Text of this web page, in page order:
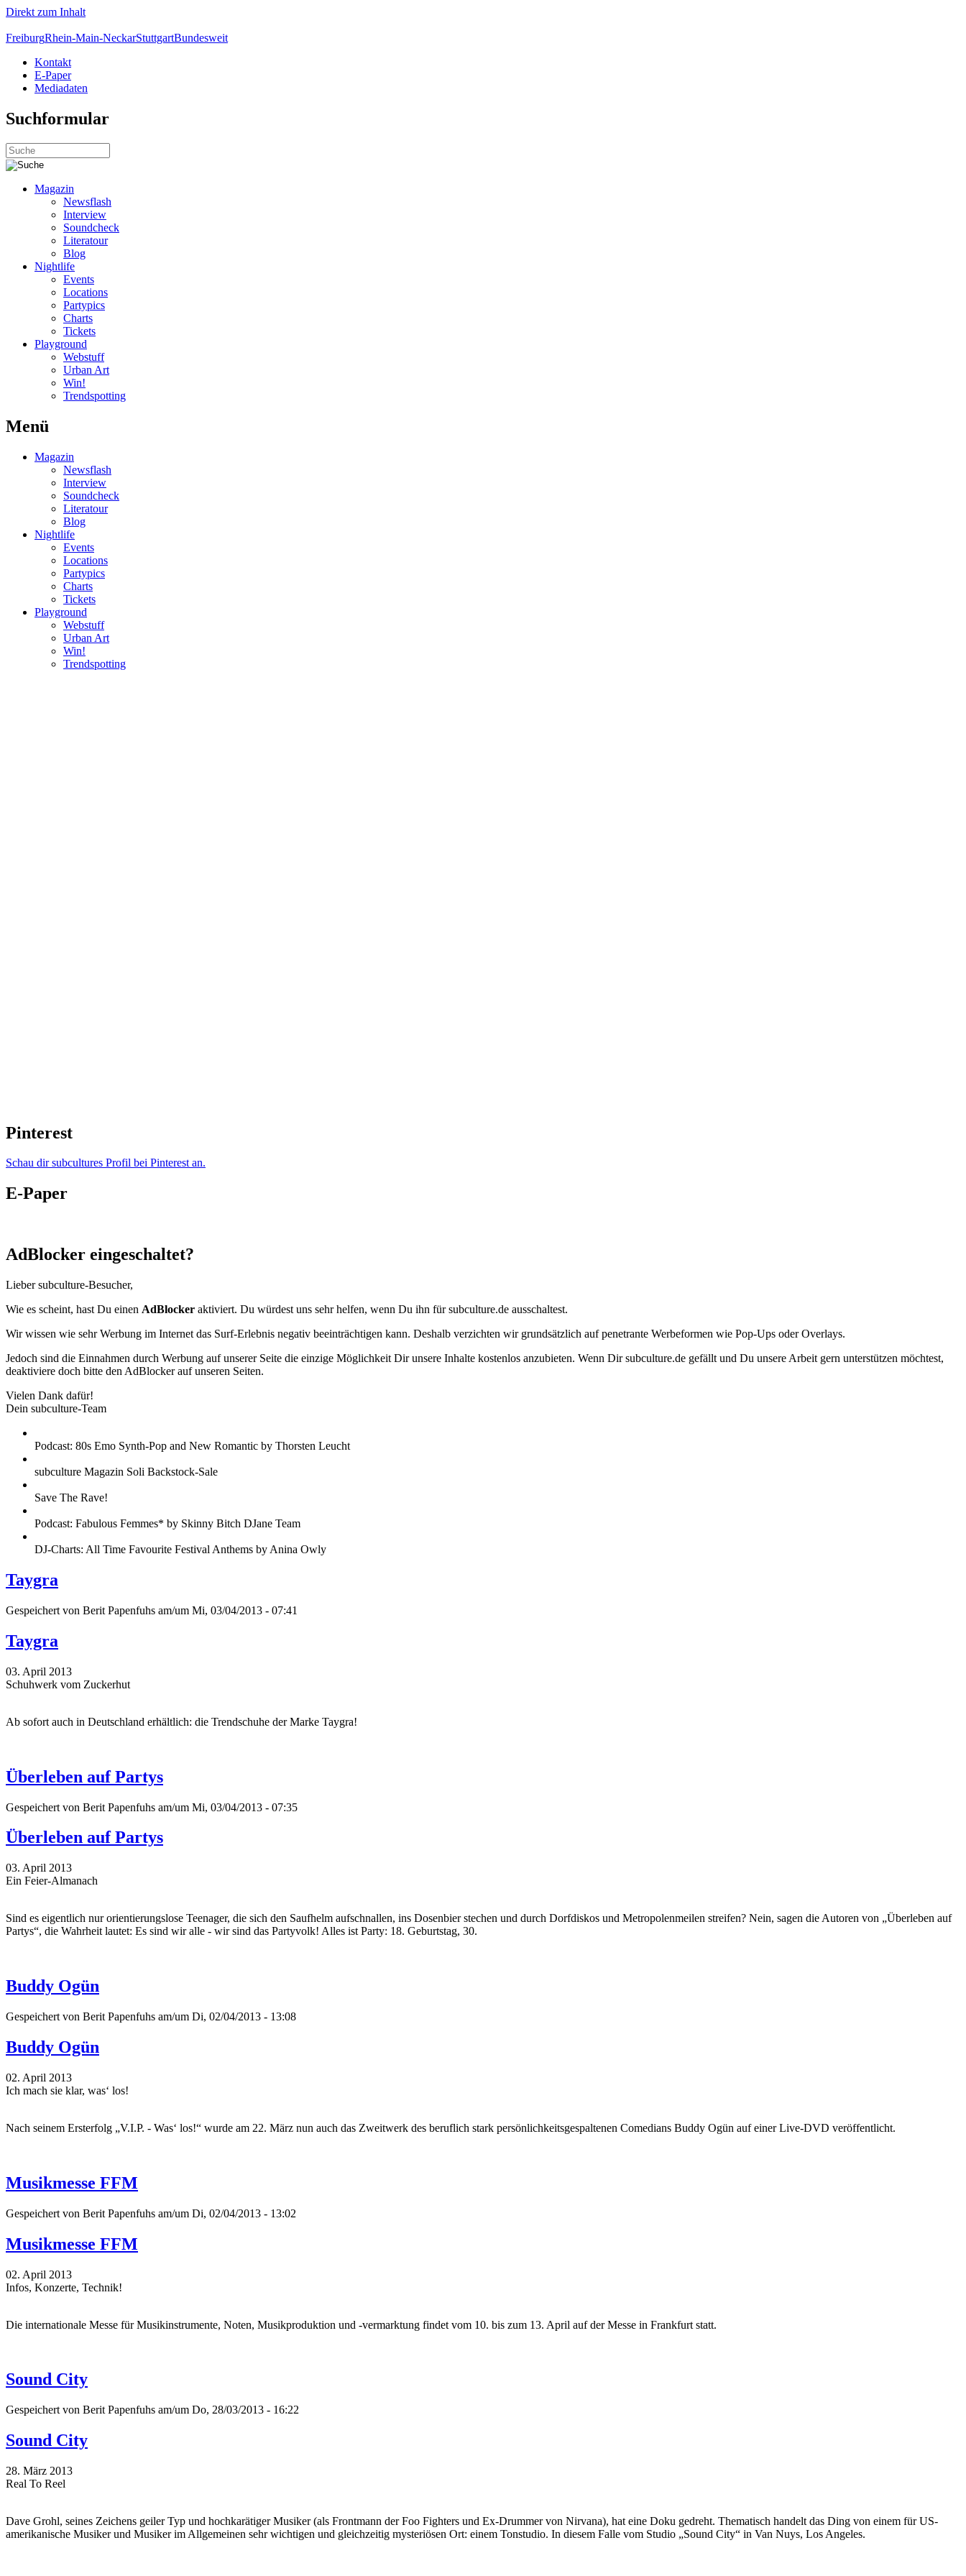
Direkt zum Inhalt
FreiburgRhein-Main-NeckarStuttgartBundesweit
Kontakt
E-Paper
Mediadaten
Suchformular
Magazin
Newsflash
Interview
Soundcheck
Literatour
Blog
Nightlife
Events
Locations
Partypics
Charts
Tickets
Playground
Webstuff
Urban Art
Win!
Trendspotting
Menü
Magazin
Newsflash
Interview
Soundcheck
Literatour
Blog
Nightlife
Events
Locations
Partypics
Charts
Tickets
Playground
Webstuff
Urban Art
Win!
Trendspotting
Pinterest
Schau dir subcultures Profil bei Pinterest an.
E-Paper
AdBlocker eingeschaltet?
Lieber subculture-Besucher,
Wie es scheint, hast Du einen AdBlocker aktiviert. Du würdest uns sehr helfen, wenn Du ihn für subculture.de ausschaltest.
Wir wissen wie sehr Werbung im Internet das Surf-Erlebnis negativ beeinträchtigen kann. Deshalb verzichten wir grundsätzlich auf penetrante Werbeformen wie Pop-Ups oder Overlays.
Jedoch sind die Einnahmen durch Werbung auf unserer Seite die einzige Möglichkeit Dir unsere Inhalte kostenlos anzubieten. Wenn Dir subculture.de gefällt und Du unsere Arbeit gern unterstützen möchtest,
deaktiviere doch bitte den AdBlocker auf unseren Seiten.
Vielen Dank dafür!
Dein subculture-Team
Podcast: 80s Emo Synth-Pop and New Romantic by Thorsten Leucht
subculture Magazin Soli Backstock-Sale
Save The Rave!
Podcast: Fabulous Femmes* by Skinny Bitch DJane Team
DJ-Charts: All Time Favourite Festival Anthems by Anina Owly
Taygra
Gespeichert von Berit Papenfuhs am/um Mi, 03/04/2013 - 07:41
Taygra
03. April 2013
Schuhwerk vom Zuckerhut
Ab sofort auch in Deutschland erhältlich: die Trendschuhe der Marke Taygra!
Überleben auf Partys
Gespeichert von Berit Papenfuhs am/um Mi, 03/04/2013 - 07:35
Überleben auf Partys
03. April 2013
Ein Feier-Almanach
Sind es eigentlich nur orientierungslose Teenager, die sich den Saufhelm aufschnallen, ins Dosenbier stechen und durch Dorfdiskos und Metropolenmeilen streifen? Nein, sagen die Autoren von „Überleben auf
Partys“, die Wahrheit lautet: Es sind wir alle - wir sind das Partyvolk! Alles ist Party: 18. Geburtstag, 30.
Buddy Ogün
Gespeichert von Berit Papenfuhs am/um Di, 02/04/2013 - 13:08
Buddy Ogün
02. April 2013
Ich mach sie klar, was‘ los!
Nach seinem Ersterfolg „V.I.P. - Was‘ los!“ wurde am 22. März nun auch das Zweitwerk des beruflich stark persönlichkeitsgespaltenen Comedians Buddy Ogün auf einer Live-DVD veröffentlicht.
Musikmesse FFM
Gespeichert von Berit Papenfuhs am/um Di, 02/04/2013 - 13:02
Musikmesse FFM
02. April 2013
Infos, Konzerte, Technik!
Die internationale Messe für Musikinstrumente, Noten, Musikproduktion und -vermarktung findet vom 10. bis zum 13. April auf der Messe in Frankfurt statt.
Sound City
Gespeichert von Berit Papenfuhs am/um Do, 28/03/2013 - 16:22
Sound City
28. März 2013
Real To Reel
Dave Grohl, seines Zeichens geiler Typ und hochkarätiger Musiker (als Frontmann der Foo Fighters und Ex-Drummer von Nirvana), hat eine Doku gedreht. Thematisch handelt das Ding von einem für US-
amerikanische Musiker und Musiker im Allgemeinen sehr wichtigen und gleichzeitig mysteriösen Ort: einem Tonstudio. In diesem Falle vom Studio „Sound City“ in Van Nuys, Los Angeles.